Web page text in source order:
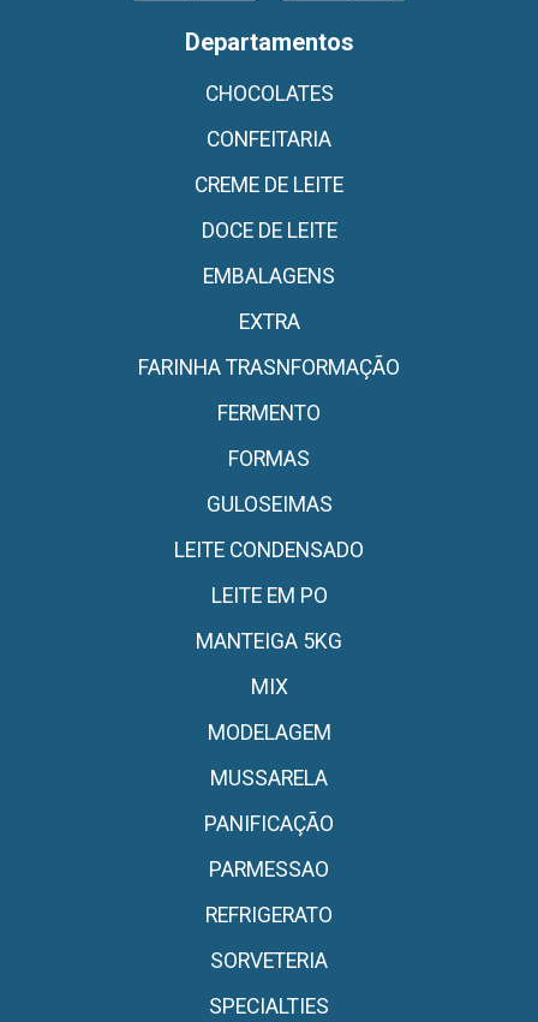
Departamentos
CHOCOLATES
CONFEITARIA
CREME DE LEITE
DOCE DE LEITE
EMBALAGENS
EXTRA
FARINHA TRASNFORMAÇÃO
FERMENTO
FORMAS
GULOSEIMAS
LEITE CONDENSADO
LEITE EM PO
MANTEIGA 5KG
MIX
MODELAGEM
MUSSARELA
PANIFICAÇÃO
PARMESSAO
REFRIGERATO
SORVETERIA
SPECIALTIES